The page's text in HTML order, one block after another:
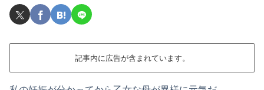
記事内に広告が含まれています。